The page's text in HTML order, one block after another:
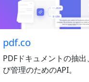
pdf.co
PDFドキュメントの抽
び管理のためのAPI。